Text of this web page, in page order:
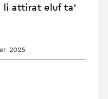
li attirat eluf ta’
2025